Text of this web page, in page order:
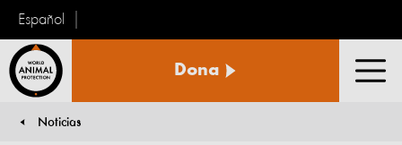
Español
Animal
Dona
Noticias